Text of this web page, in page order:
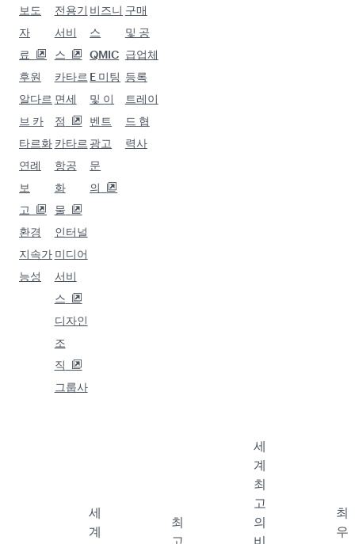
보도
자
료
후원
알다르
브 카
타르화
연례
보
고
환경
지속가
능성
전용기
서비
스
카타르
면세
점
카타르
항공
화
물
인터널
미디어
서비
스
디자인
조
직
그룹사
비즈니
스
QMIC
E 미팅
및 이
벤트
광고
문
의
구매
및 공
급업체
등록
트레이
드 협
력사
세
계
최
고
세
계
최
고
의
비
최
우